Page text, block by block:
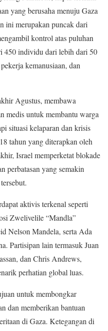
yang berusaha menuju Gaza
ini merupakan puncak dari
kontrol atas puluhan
450 individu dari lebih dari 50
kemanusiaan, dan
Agustus, membawa
medis untuk membantu warga
situasi kelaparan dan krisis
tahun yang diterapkan oleh
Israel memperketat blokade
perbatasan yang semakin
aktivis terkenal seperti
Zwelivelile “Mandla”
Nelson Mandela, serta Ada
Partisipan lain termasuk Juan
dan Chris Andrews,
perhatian global luas.
untuk membongkar
dan memberikan bantuan
di Gaza. Ketegangan di